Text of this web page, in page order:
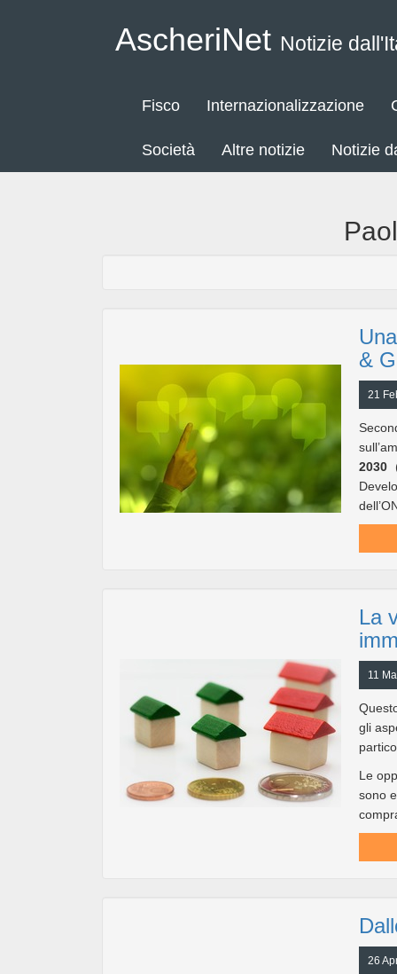
AscheriNet Notizie
Fisco Internazionalizzazione
Società Altre notizie Notizie
&
21
2030
La
11
gli
Le
sono
26